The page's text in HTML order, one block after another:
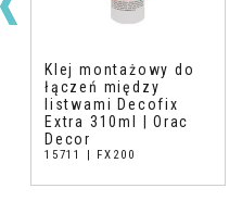
Klej montażowy do
łączeń między
listwami Decofix
Extra 310ml | Orac
Decor
15711 | FX200